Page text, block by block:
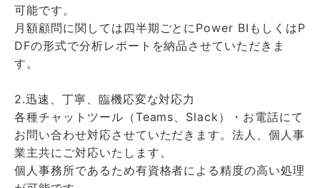
可能です。
月額顧問に関しては四半期ごとにPower BIもしくはP
DFの形式で分析レポートを納品させていただきま
す。
2.迅速、丁寧、臨機応変な対応力
各種チャットツール（Teams、Slack）・お電話にて
お問い合わせ対応させていただきます。法人、個人事
業主共にご対応いたします。
個人事務所であるため有資格者による精度の高い処理